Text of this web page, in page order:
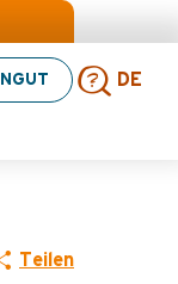
DE
Teilen